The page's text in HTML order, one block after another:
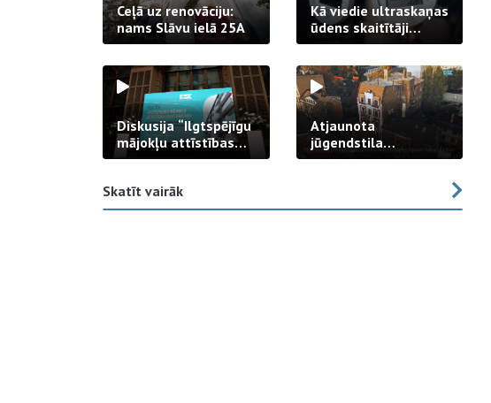
Ceļā uz renovāciju:
nams Slāvu ielā 25A
Kā viedie ultraskaņas
ūdens skaitītāji
strādā praksē
Diskusija “Ilgtspējīgu
mājokļu attīstības
izaicinājums”
Atjaunota
jūgendstila
arhitektūras pērles
Skatīt vairāk